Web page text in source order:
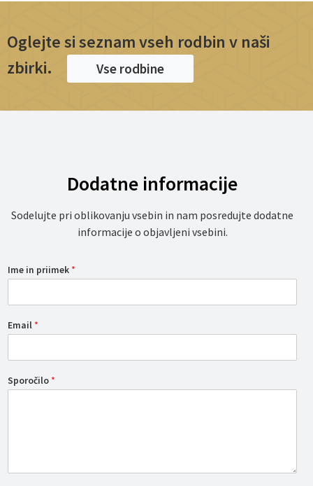
Oglejte si seznam vseh rodbin v naši
zbirki.
Vse rodbine
Dodatne informacije
Sodelujte pri oblikovanju vsebin in nam posredujte dodatne
informacije o objavljeni vsebini.
Ime in priimek *
Email *
Sporočilo *